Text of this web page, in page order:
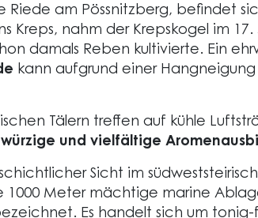
Riede am Pössnitzberg, befindet
Kreps, nahm der Krepskogel im
damals Reben kultivierte. Ein
kann aufgrund einer
Tälern treffen auf kühle
würzige und vielfältige
Sicht im
1000 Meter mächtige marine
Es handelt sich um